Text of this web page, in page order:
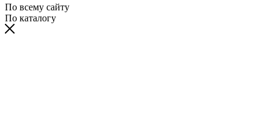
По всему сайту
По каталогу